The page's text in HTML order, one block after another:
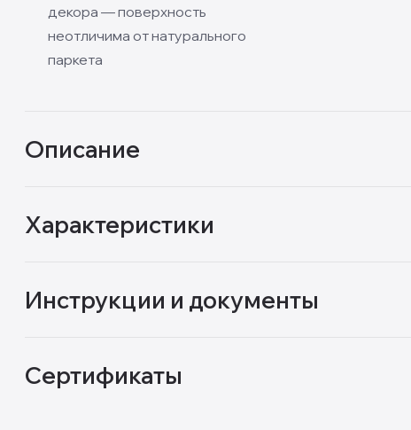
декора — поверхность
неотличима от натурального
паркета
Описание
Характеристики
Инструкции и документы
Сертификаты